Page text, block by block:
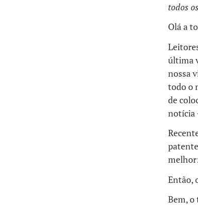
todos
Olá a
última
nossa
todo o
de
notícia
Então,
Bem,